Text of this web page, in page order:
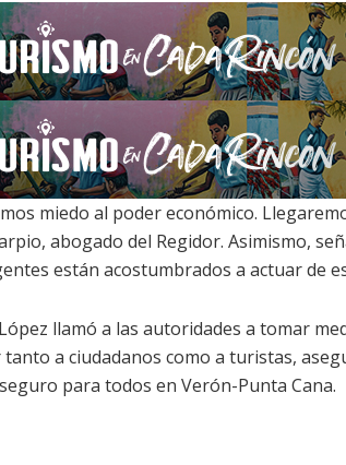
miedo al poder económico.
abogado del Regidor. Asimismo,
están acostumbrados a actuar de
llamó a las autoridades a tomar
a ciudadanos como a turistas,
para todos en Verón-Punta Cana.